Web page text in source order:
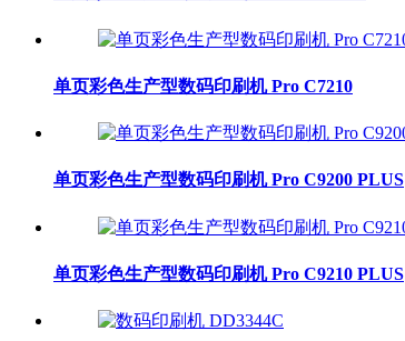
单页彩色生产型数码印刷机 Pro C7210
单页彩色生产型数码印刷机 Pro C9200 PLUS
单页彩色生产型数码印刷机 Pro C9210 PLUS